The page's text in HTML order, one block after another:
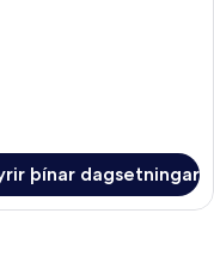
þínar dagsetningar